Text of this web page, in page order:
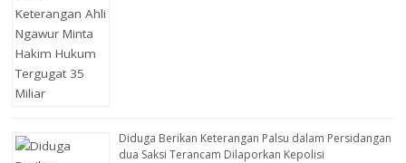
Diduga Berikan Keterangan Palsu dalam Persidangan
dua Saksi Terancam Dilaporkan Kepolisi